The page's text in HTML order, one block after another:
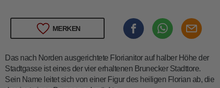
MERKEN
Das nach Norden ausgerichtete Florianitor auf halber Höhe der
Stadtgasse ist eines der vier erhaltenen Brunecker Stadttore.
Sein Name leitet sich von einer Figur des heiligen Florian ab, die